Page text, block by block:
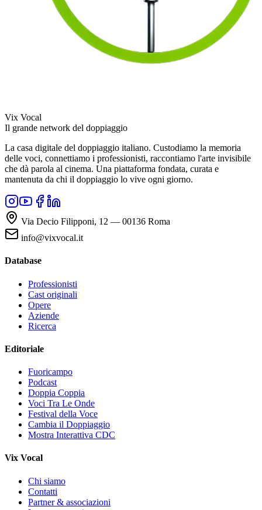
Vix Vocal
Il grande network del doppiaggio
La casa digitale del doppiaggio italiano. Custodiamo la memoria
delle voci, connettiamo i professionisti, raccontiamo l'arte invisibile
che dà parola al cinema. Una piattaforma fondata, curata e
mantenuta da chi il doppiaggio lo vive ogni giorno.
Via Decio Filipponi, 12 — 00136 Roma
info@vixvocal.it
Database
Professionisti
Cast originali
Opere
Aziende
Ricerca
Editoriale
Fuoricampo
Podcast
Doppia Coppia
Voci Tra Le Onde
Festival della Voce
Cambia il Doppiaggio
Mostra Interattiva CDC
Vix Vocal
Chi siamo
Contatti
Partner & associazioni